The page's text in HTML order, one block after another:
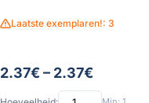
Laatste exemplaren!: 3
2.37€ – 2.37€